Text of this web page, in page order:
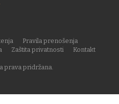
prava pridržana.
Pravila prenošenja
Zaštita privatnosti
Kontakt